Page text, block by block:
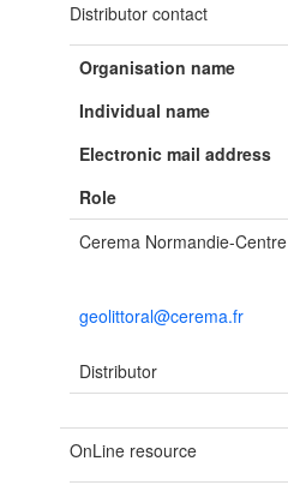
Distributor contact
Organisation name
Individual name
Electronic mail address
Role
Cerema Normandie-Centre
geolittoral@cerema.fr
Distributor
OnLine resource